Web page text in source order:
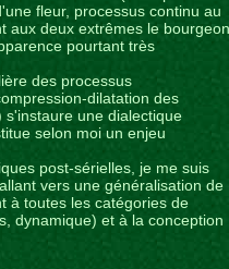
fleur, processus continu au
aux deux extrêmes le bourgeon
pourtant très
des processus
dilatation des
une dialectique
selon moi un enjeu
post-sérielles, je me suis
vers une généralisation de
à toutes les catégories de
dynamique) et à la conception